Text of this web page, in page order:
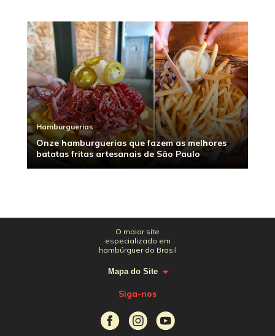
Hamburguerias
Onze hamburguerias que fazem as melhores
batatas fritas artesanais de São Paulo
O maior site
especializado em
hambúrguer do Brasil
Mapa do Site
Siga-nos